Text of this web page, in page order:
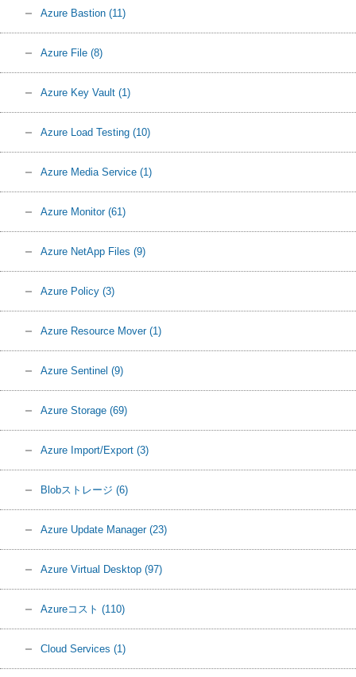
Azure Bastion (11)
Azure File (8)
Azure Key Vault (1)
Azure Load Testing (10)
Azure Media Service (1)
Azure Monitor (61)
Azure NetApp Files (9)
Azure Policy (3)
Azure Resource Mover (1)
Azure Sentinel (9)
Azure Storage (69)
Azure Import/Export (3)
Blobストレージ (6)
Azure Update Manager (23)
Azure Virtual Desktop (97)
Azureコスト (110)
Cloud Services (1)